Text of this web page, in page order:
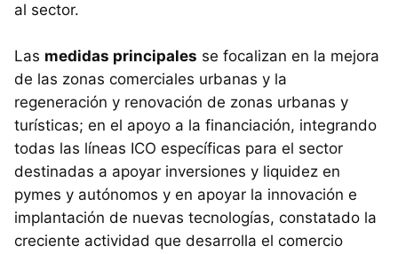
al sector.
Las medidas principales se focalizan en la mejora
de las zonas comerciales urbanas y la
regeneración y renovación de zonas urbanas y
turísticas; en el apoyo a la financiación, integrando
todas las líneas ICO específicas para el sector
destinadas a apoyar inversiones y liquidez en
pymes y autónomos y en apoyar la innovación e
implantación de nuevas tecnologías, constatado la
creciente actividad que desarrolla el comercio